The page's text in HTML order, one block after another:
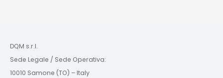
DQM s.r.l.
Sede Legale / Sede Operativa:
10010 Samone (TO) – Italy